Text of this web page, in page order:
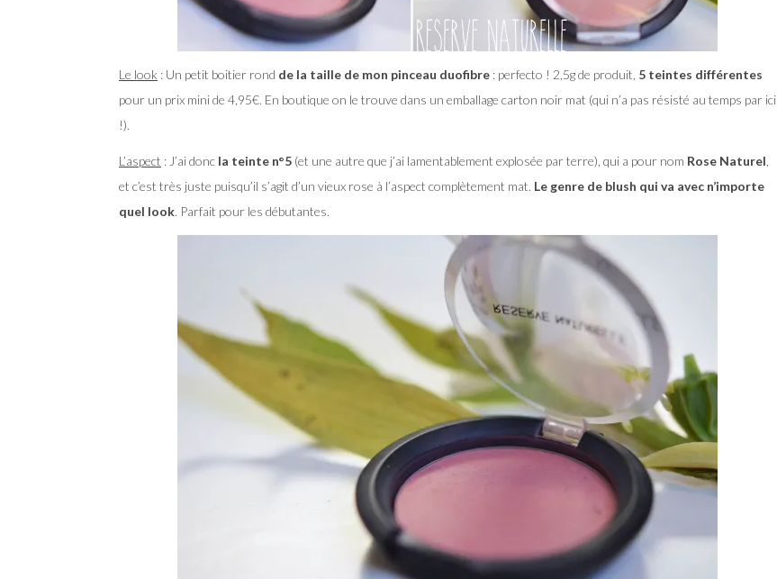
Le look : Un petit boitier rond de la taille de mon pinceau duofibre : perfecto ! 2,5g de produit, 5 teintes différentes
pour un prix mini de 4,95€. En boutique on le trouve dans un emballage carton noir mat (qui n’a pas résisté au temps par ici
!).
L’aspect : J’ai donc la teinte n°5 (et une autre que j’ai lamentablement explosée par terre), qui a pour nom Rose Naturel
et c’est très juste puisqu’il s’agit d’un vieux rose à l’aspect complètement mat. Le genre de blush qui va avec n’importe
quel look. Parfait pour les débutantes.